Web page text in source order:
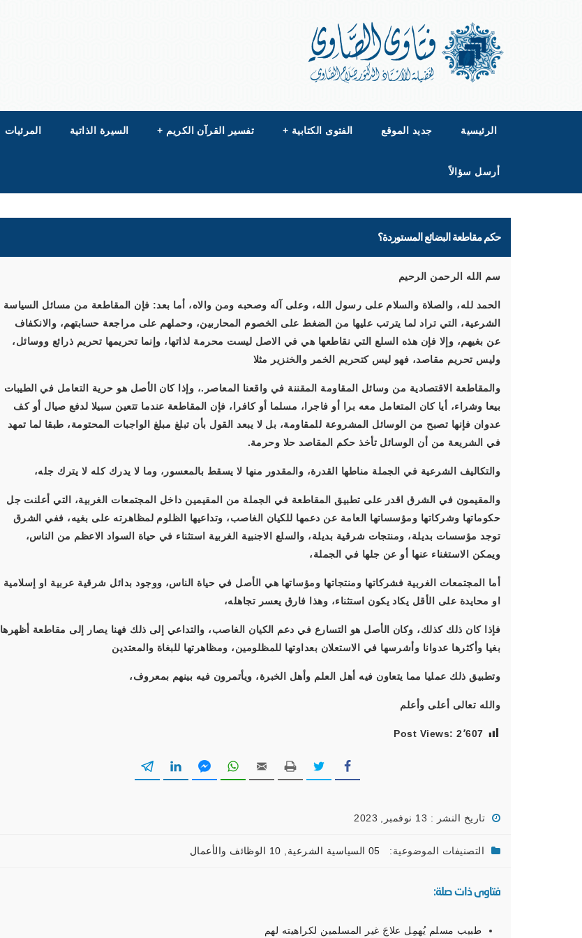
الرئيسية جديد الموقع الفتوى الكتابية + تفسير القرآن الكريم + السيرة الذاتية المرئيات
أرسل سؤالاً
حكم مقاطعة البضائع المستوردة؟
سم الله الرحمن الرحيم
الحمد لله، والصلاة والسلام على رسول الله، وعلى آله وصحبه ومن والاه، أما بعد: فإن المقاطعة من مسائل السياسة
الشرعية، التي تراد لما يترتب عليها من الضغط على الخصوم المحاربين، وحملهم على مراجعة حسابتهم، والانكفاف
عن بغيهم، وإلا فإن هذه السلع التي نقاطعها هي في الاصل ليست محرمة لذاتها، وإنما تحريمها تحريم ذرائع ووسائل،
وليس تحريم مقاصد، فهو ليس كتحريم الخمر والخنزير مثلا
والمقاطعة الاقتصادية من وسائل المقاومة المقننة في واقعنا المعاصر.، وإذا كان الأصل هو حرية التعامل في الطيبات
بيعا وشراء، أيا كان المتعامل معه برا أو فاجرا، مسلما أو كافرا، فإن المقاطعة عندما تتعين سبيلا لدفع صيال أو كف
عدوان فإنها تصبح من الوسائل المشروعة للمقاومة، بل لا يبعد القول بأن تبلغ مبلغ الواجبات المحتومة، طبقا لما تمهد
في الشريعة من أن الوسائل تأخذ حكم المقاصد حلا وحرمة.
والتكاليف الشرعية في الجملة مناطها القدرة، والمقدور منها لا يسقط بالمعسور، وما لا يدرك كله لا يترك جله،
والمقيمون في الشرق اقدر على تطبيق المقاطعة في الجملة من المقيمين داخل المجتمعات الغربية، التي أعلنت جل
حكوماتها وشركاتها ومؤسساتها العامة عن دعمها للكيان الغاصب، وتداعيها الظلوم لمظاهرته على بغيه، ففي الشرق
توجد مؤسسات بديلة، ومنتجات شرقية بديلة، والسلع الاجنبية الغربية استثناء في حياة السواد الاعظم من الناس،
ويمكن الاستغناء عنها أو عن جلها في الجملة،
أما المجتمعات الغربية فشركاتها ومنتجاتها ومؤساتها هي الأصل في حياة الناس، ووجود بدائل شرقية عربية او إسلامية
او محايدة على الأقل يكاد يكون استثناء، وهذا فارق يعسر تجاهله،
فإذا كان ذلك كذلك، وكان الأصل هو التسارع في دعم الكيان الغاصب، والتداعي إلى ذلك فهنا يصار إلى مقاطعة أظهرها
بغيا وأكثرها عدوانا وأشرسها في الاستعلان بعداوتها للمظلومين، ومظاهرتها للبغاة والمعتدين
وتطبيق ذلك عمليا مما يتعاون فيه أهل العلم وأهل الخبرة، ويأتمرون فيه بينهم بمعروف،
والله تعالى أعلى وأعلم
Post Views: 2٬607
تاريخ النشر : 13 نوفمبر, 2023
التصنيفات الموضوعية: 05 السياسية الشرعية 10 الوظائف والأعمال
فتاوى ذات صلة:
طبيب مسلم يُهمِل علاجَ غير المسلمين لكراهيته لهم